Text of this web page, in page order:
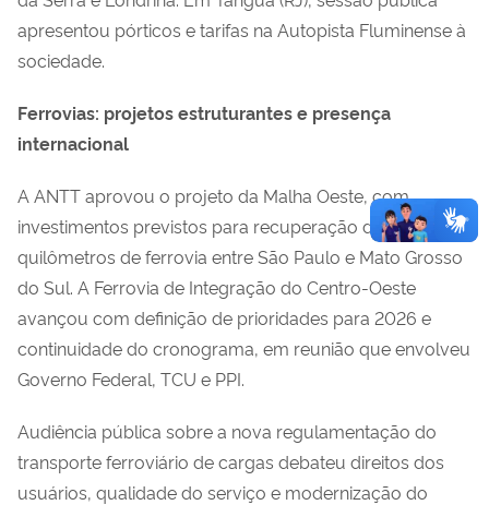
apresentou pórticos e tarifas na Autopista Fluminense à
sociedade.
Ferrovias: projetos estruturantes e presença
internacional
A ANTT aprovou o projeto da Malha Oeste, com
investimentos previstos para recuperação de 1.625
quilômetros de ferrovia entre São Paulo e Mato Grosso
do Sul. A Ferrovia de Integração do Centro-Oeste
avançou com definição de prioridades para 2026 e
continuidade do cronograma, em reunião que envolveu
Governo Federal, TCU e PPI.
Audiência pública sobre a nova regulamentação do
transporte ferroviário de cargas debateu direitos dos
usuários, qualidade do serviço e modernização do